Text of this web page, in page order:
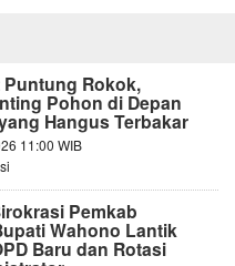
Rokok,
Pohon di Depan
Hangus Terbakar
11:00 WIB
Pemkab
Wahono Lantik
Baru dan Rotasi